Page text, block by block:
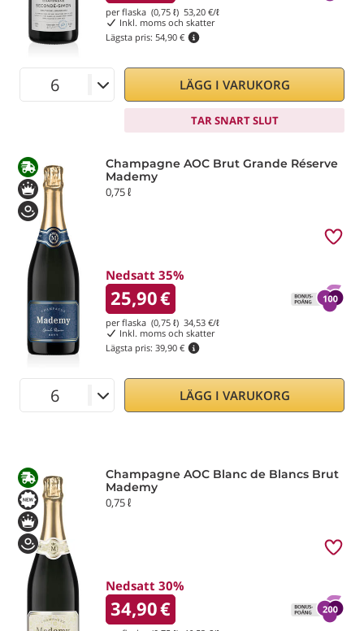
per flaska (0,75 ℓ) 53,20 €/ℓ
Inkl. moms och skatter
Lägsta pris: 54,90 €
LÄGG I VARUKORG
TAR SNART SLUT
Champagne AOC Brut Grande Réserve
Mademy
0,75 ℓ
Nedsatt 35%
25,90€
per flaska (0,75 ℓ) 34,53 €/ℓ
Inkl. moms och skatter
Lägsta pris: 39,90 €
LÄGG I VARUKORG
Champagne AOC Blanc de Blancs Brut
Mademy
0,75 ℓ
Nedsatt 30%
34,90€